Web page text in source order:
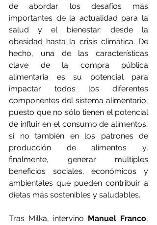
de abordar los desafíos más
importantes de la actualidad para la
salud y el bienestar: desde la
obesidad hasta la crisis climática. De
hecho, una de las características
clave de la compra pública
alimentaria es su potencial para
impactar todos los diferentes
componentes del sistema alimentario,
puesto que no sólo tienen el potencial
de influir en el consumo de alimentos,
si no también en los patrones de
producción de alimentos y,
finalmente, generar múltiples
beneficios sociales, económicos y
ambientales que pueden contribuir a
dietas más sostenibles y saludables.
Tras Milka, intervino Manuel Franco,